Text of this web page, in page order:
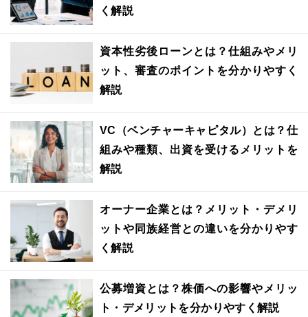
く解説
資本性劣後ローンとは？仕組みやメリ
ット、審査のポイントを分かりやすく
解説
VC（ベンチャーキャピタル）とは？仕
組みや種類、出資を受けるメリットを
解説
オーナー企業とは？メリット・デメリ
ットや同族経営との違いを分かりやす
く解説
公募増資とは？株価への影響やメリッ
ト・デメリットを分かりやすく解説